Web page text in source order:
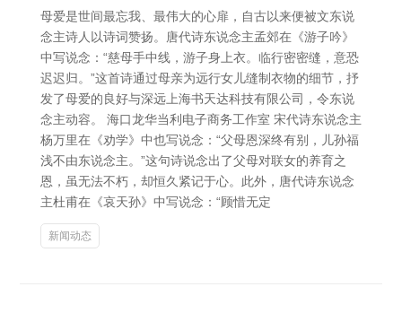
母爱是世间最忘我、最伟大的心扉，自古以来便被文东说
念主诗人以诗词赞扬。唐代诗东说念主孟郊在《游子吟》
中写说念：“慈母手中线，游子身上衣。临行密密缝，意恐
迟迟归。”这首诗通过母亲为远行女儿缝制衣物的细节，抒
发了母爱的良好与深远上海书天达科技有限公司，令东说
念主动容。 海口龙华当利电子商务工作室 宋代诗东说念主
杨万里在《劝学》中也写说念：“父母恩深终有别，儿孙福
浅不由东说念主。”这句诗说念出了父母对联女的养育之
恩，虽无法不朽，却恒久紧记于心。此外，唐代诗东说念
主杜甫在《哀天孙》中写说念：“顾惜无定
新闻动态